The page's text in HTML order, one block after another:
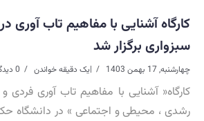
کارگاه آشنایی با مفاهیم تاب آوری
سبزواری برگزار شد
چهارشنبه, 17 بهمن 1403 |یک دقیقه خواندن 0 دیدگاه
کارگاه« آشنایی با مفاهیم تاب آوری فردی
رشدی ، محیطی و اجتماعی » در دانشگاه